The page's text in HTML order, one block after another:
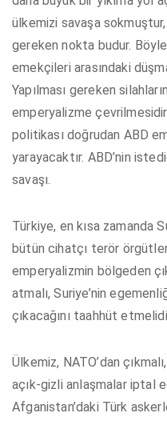
ülkemizi savaşa
gereken nokta budur.
emekçileri arasındaki
Yapılması gereken
emperyalizme
politikası doğrudan ABD
yarayacaktır. ABD’nin
savaşı.
Türkiye, en kısa zamanda
bütün cihatçı terör
emperyalizmin bölgeden
atmalı, Suriye’nin
çıkacağını taahhüt
Ülkemiz, NATO’dan
açık-gizli anlaşmalar iptal
Afganistan’daki Türk